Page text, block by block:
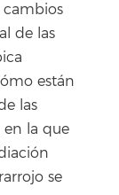
cambios
de las
están
las
en la que
se